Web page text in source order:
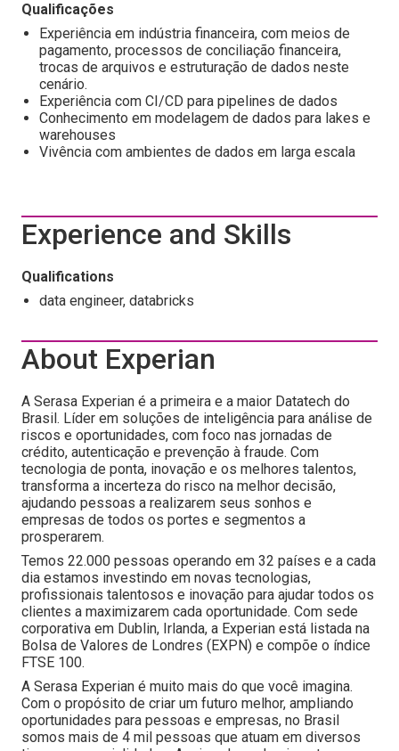
Qualificações
Experiência em indústria financeira, com meios de
pagamento, processos de conciliação financeira,
trocas de arquivos e estruturação de dados neste
cenário.
Experiência com CI/CD para pipelines de dados
Conhecimento em modelagem de dados para lakes e
warehouses
Vivência com ambientes de dados em larga escala
Experience and Skills
Qualifications
data engineer, databricks
About Experian
A Serasa Experian é a primeira e a maior Datatech do
Brasil. Líder em soluções de inteligência para análise de
riscos e oportunidades, com foco nas jornadas de
crédito, autenticação e prevenção à fraude. Com
tecnologia de ponta, inovação e os melhores talentos,
transforma a incerteza do risco na melhor decisão,
ajudando pessoas a realizarem seus sonhos e
empresas de todos os portes e segmentos a
prosperarem.
Temos 22.000 pessoas operando em 32 países e a cada
dia estamos investindo em novas tecnologias,
profissionais talentosos e inovação para ajudar todos os
clientes a maximizarem cada oportunidade. Com sede
corporativa em Dublin, Irlanda, a Experian está listada na
Bolsa de Valores de Londres (EXPN) e compõe o índice
FTSE 100.
A Serasa Experian é muito mais do que você imagina.
Com o propósito de criar um futuro melhor, ampliando
oportunidades para pessoas e empresas, no Brasil
somos mais de 4 mil pessoas que atuam em diversos